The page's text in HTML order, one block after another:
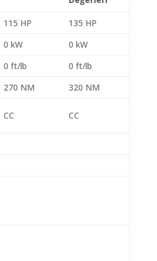
115 HP
135 HP
0 kW
0 kW
0 ft/lb
0 ft/lb
270 NM
320 NM
CC CC